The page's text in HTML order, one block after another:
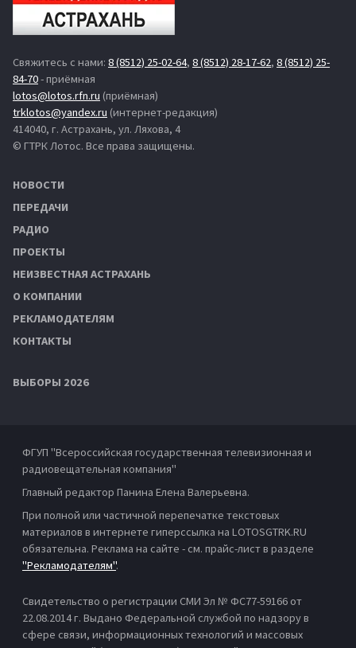
Свяжитесь с нами: 8 (8512) 25-02-64, 8 (8512) 28-17-62, 8 (8512) 25-
84-70- приёмная
lotos@lotos.rfn.ru (приёмная)
trklotos@yandex.ru (интернет-редакция)
414040, г. Астрахань, ул. Ляхова, 4
© ГТРК Лотос. Все права защищены.
НОВОСТИ
ПЕРЕДАЧИ
РАДИО
ПРОЕКТЫ
НЕИЗВЕСТНАЯ АСТРАХАНЬ
О КОМПАНИИ
РЕКЛАМОДАТЕЛЯМ
КОНТАКТЫ
ВЫБОРЫ 2026
ФГУП "Всероссийская государственная телевизионная и
радиовещательная компания"
Главный редактор Панина Елена Валерьевна.
При полной или частичной перепечатке текстовых
материалов в интернете гиперссылка на LOTOSGTRK.RU
обязательна. Реклама на сайте - см. прайс-лист в разделе
"Рекламодателям".
Свидетельство о регистрации СМИ Эл № ФС77-59166 от
22.08.2014 г. Выдано Федеральной службой по надзору в
сфере связи, информационных технологий и массовых